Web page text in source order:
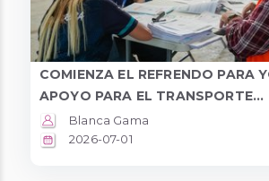
COMIENZA EL REFRENDO PARA
APOYO PARA EL TRANSPORTE...
Blanca Gama
2026-07-01